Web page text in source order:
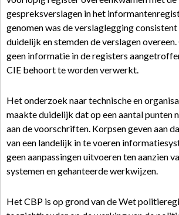
gespreksverslagen in het
genomen was de verslaglegging
duidelijk en stemden de verslagen
geen informatie in de registers
CIE behoort te worden verwerkt.
Het onderzoek naar technische en
maakte duidelijk dat op een aantal punten
aan de voorschriften. Korpsen geven aan
van een landelijk in te voeren
geen aanpassingen uitvoeren ten aanzien
systemen en gehanteerde werkwijzen.
Het CBP is op grond van de Wet